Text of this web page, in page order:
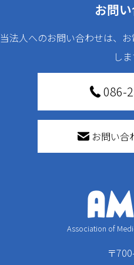
お問
当法人へのお問い合わせは、
しま
086-
お問い合
Association of
〒